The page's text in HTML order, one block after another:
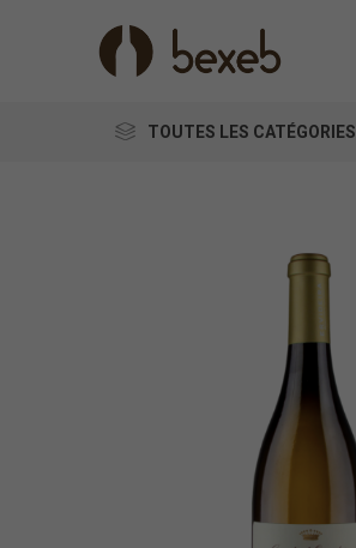
TOUTES LES CATÉGORIES